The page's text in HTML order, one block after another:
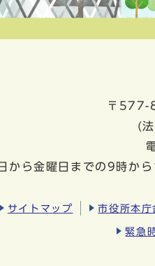
〒577-
(
から金曜日までの9時か
サイトマップ 市役所本庁
緊急